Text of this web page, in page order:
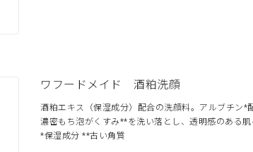
ワフードメイド 酒粕洗顔
酒粕エキス（保湿成分）配合の洗顔料。アルブチン*
濃密もち泡がくすみ**を洗い落とし、透明感のある
*保湿成分 **古い角質